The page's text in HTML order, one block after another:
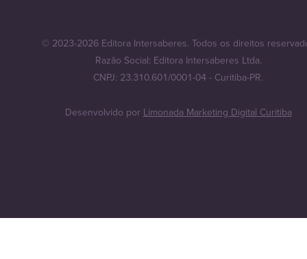
© 2023-2026 Editora Intersaberes. Todos os direitos
Razão Social: Editora Intersaberes Ltda.
CNPJ: 23.310.601/0001-04 - Curitiba-PR.
Desenvolvido porLimonada Marketing Digital Curitiba